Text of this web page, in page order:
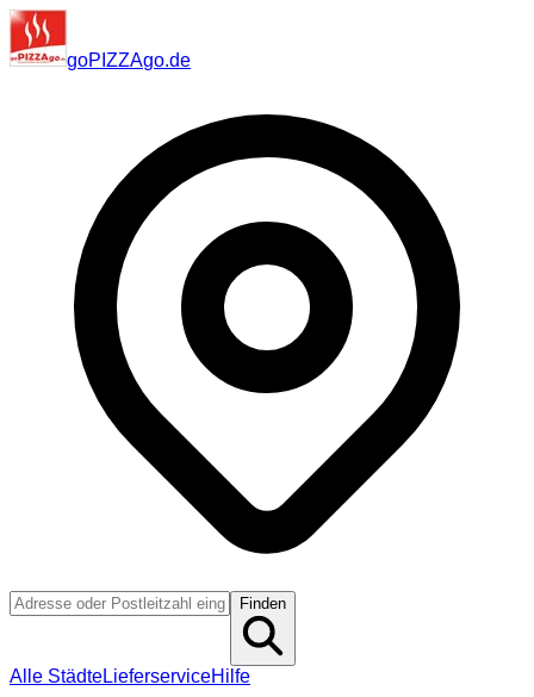
goPIZZAgo.de
Finden
Alle StädteLieferserviceHilfe